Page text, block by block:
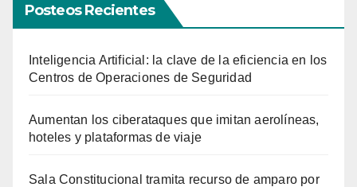
Posteos Recientes
Inteligencia Artificial: la clave de la eficiencia en los
Centros de Operaciones de Seguridad
Aumentan los ciberataques que imitan aerolíneas,
hoteles y plataformas de viaje
Sala Constitucional tramita recurso de amparo por